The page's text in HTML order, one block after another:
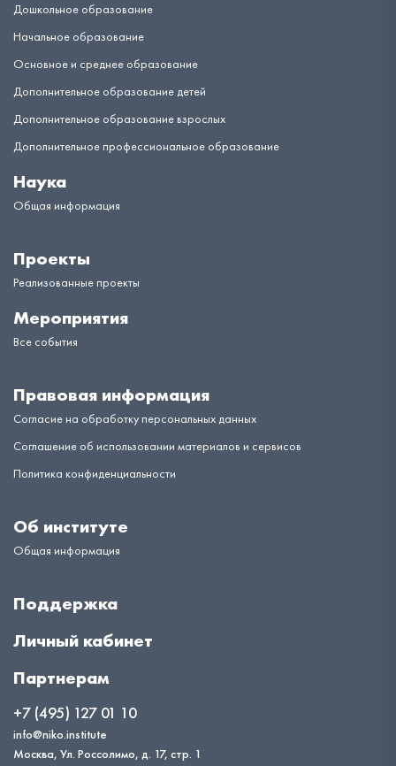
Дошкольное образование
Начальное образование
Основное и среднее образование
Дополнительное образование детей
Дополнительное образование взрослых
Дополнительное профессиональное образование
Наука
Общая информация
Проекты
Реализованные проекты
Мероприятия
Все события
Правовая информация
Согласие на обработку персональных данных
Соглашение об использовании материалов и сервисов
Политика конфиденциальности
Об институте
Общая информация
Поддержка
Личный кабинет
Партнерам
+7 (495) 127 01 10
info@niko.institute
Москва, Ул. Россолимо, д. 17, стр. 1